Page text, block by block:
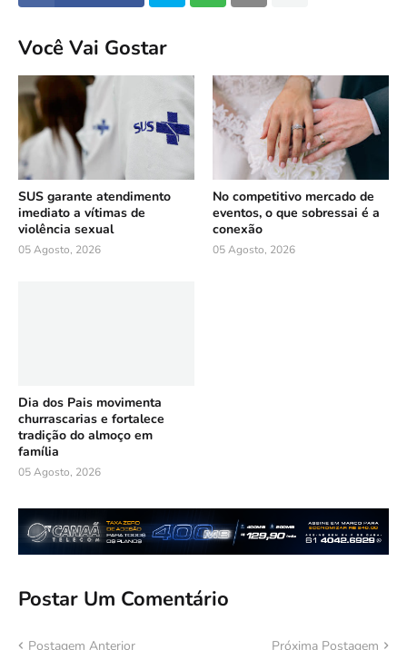
Você Vai Gostar
SUS garante atendimento
imediato a vítimas de
violência sexual
05 Agosto, 2026
No competitivo mercado de
eventos, o que sobressai é a
conexão
05 Agosto, 2026
Dia dos Pais movimenta
churrascarias e fortalece
tradição do almoço em
família
05 Agosto, 2026
Postar Um Comentário
Postagem Anterior Próxima Postagem